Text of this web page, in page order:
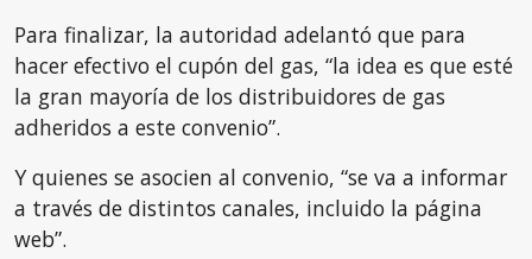
Para finalizar, la autoridad adelantó que para
hacer efectivo el cupón del gas, “la idea es que esté
la gran mayoría de los distribuidores de gas
adheridos a este convenio”.
Y quienes se asocien al convenio, “se va a informar
a través de distintos canales, incluido la página
web”.